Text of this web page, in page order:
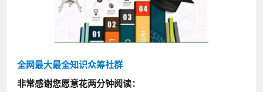
全网最大最全知识众筹社群
非常感谢您愿意花两分钟阅读：